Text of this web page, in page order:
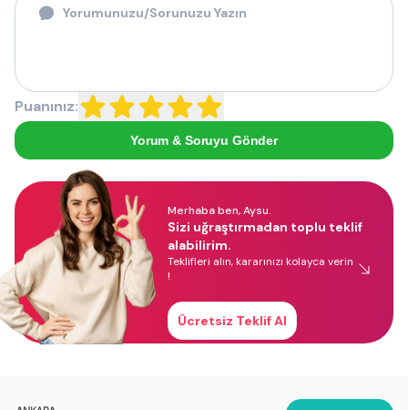
Puanınız:
Yorum & Soruyu Gönder
Merhaba ben, Aysu.
Sizi uğraştırmadan toplu teklif
alabilirim.
Teklifleri alın, kararınızı kolayca verin
!
Ücretsiz Teklif Al